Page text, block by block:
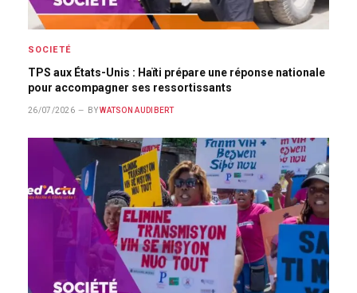
SOCIETÉ
TPS aux États-Unis : Haïti prépare une réponse nationale
pour accompagner ses ressortissants
26/07/2026 BY WATSON AUDIBERT